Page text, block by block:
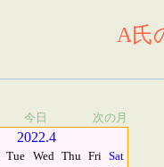
A氏
今日 次の月
2022.4
Tue Wed Thu Fri Sat